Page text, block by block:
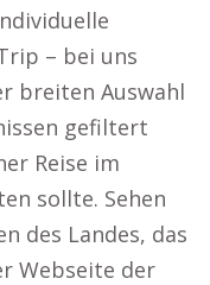
– bei uns
breiten Auswahl
gefiltert
Reise im
sollte. Sehen
des Landes, das
Webseite der